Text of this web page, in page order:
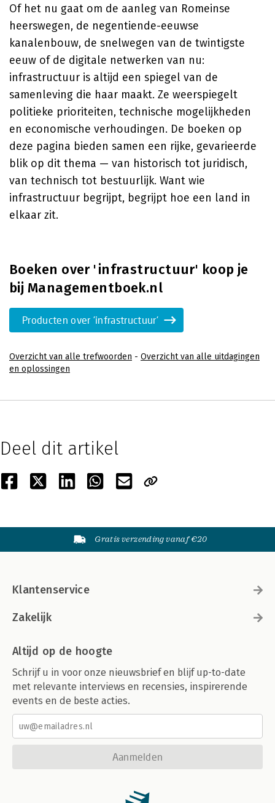
Of het nu gaat om de aanleg van Romeinse
heerswegen, de negentiende-eeuwse
kanalenbouw, de snelwegen van de twintigste
eeuw of de digitale netwerken van nu:
infrastructuur is altijd een spiegel van de
samenleving die haar maakt. Ze weerspiegelt
politieke prioriteiten, technische mogelijkheden
en economische verhoudingen. De boeken op
deze pagina bieden samen een rijke, gevarieerde
blik op dit thema — van historisch tot juridisch,
van technisch tot bestuurlijk. Want wie
infrastructuur begrijpt, begrijpt hoe een land in
elkaar zit.
Boeken over 'infrastructuur' koop je
bij Managementboek.nl
Producten over 'infrastructuur'
Overzicht van alle trefwoorden - Overzicht van alle uitdagingen
en oplossingen
Deel dit artikel
Gratis verzending vanaf €20
Klantenservice
Zakelijk
Altijd op de hoogte
Schrijf u in voor onze nieuwsbrief en blijf up-to-date
met relevante interviews en recensies, inspirerende
events en de beste acties.
Aanmelden